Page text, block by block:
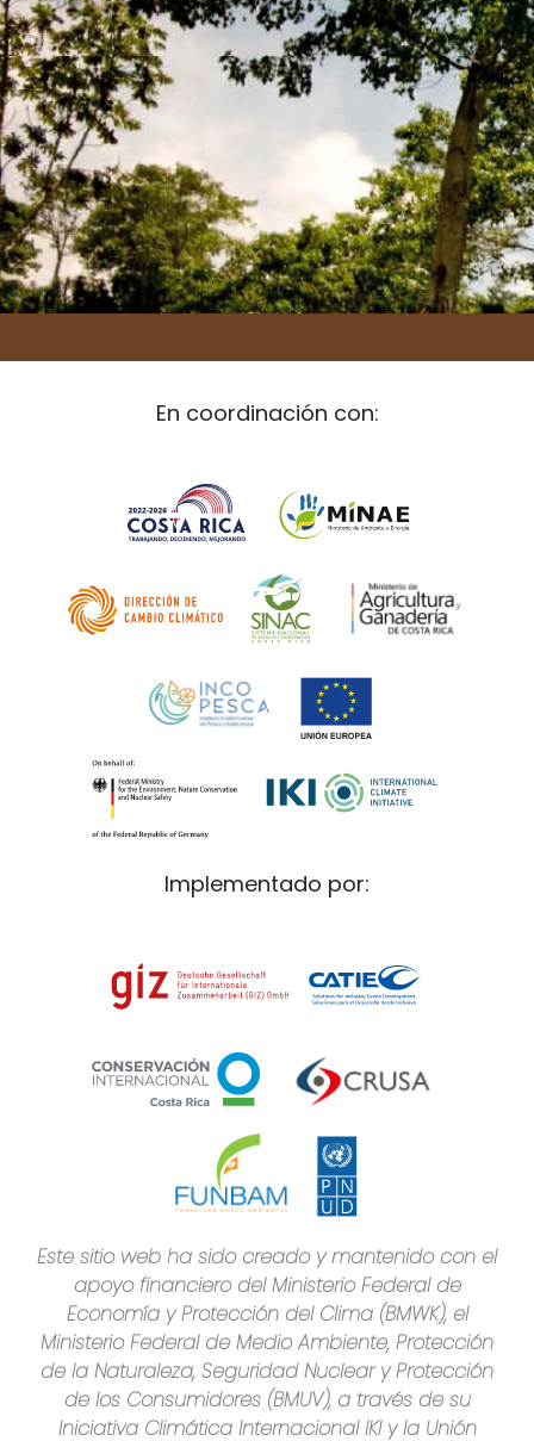
En coordinación con:
Implementado por:
Este sitio web ha sido creado y mantenido con el
apoyo financiero del Ministerio Federal de
Economía y Protección del Clima (BMWK), el
Ministerio Federal de Medio Ambiente, Protección
de la Naturaleza, Seguridad Nuclear y Protección
de los Consumidores (BMUV), a través de su
Iniciativa Climática Internacional IKI y la Unión